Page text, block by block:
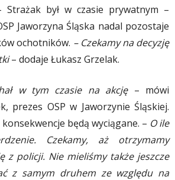
Strażak był w czasie prywatnym –
Jaworzyna Śląska nadal pozostaje
ochotników. – Czekamy na decyzję
– dodaje Łukasz Grzelak.
w tym czasie na akcję– mówi
prezes OSP w Jaworzynie Śląskiej.
będą wyciągane. – O ile
Czekamy, aż otrzymamy
z policji. Nie mieliśmy także jeszcze
z samym druhem ze względu na